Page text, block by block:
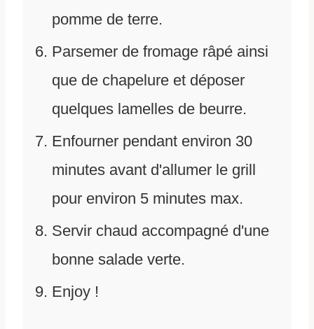
pomme de terre.
Parsemer de fromage râpé ainsi
que de chapelure et déposer
quelques lamelles de beurre.
Enfourner pendant environ 30
minutes avant d'allumer le grill
pour environ 5 minutes max.
Servir chaud accompagné d'une
bonne salade verte.
Enjoy !